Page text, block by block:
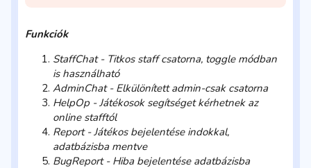
Funkciók
StaffChat - Titkos staff csatorna, toggle módban
is használható
AdminChat - Elkülönített admin-csak csatorna
HelpOp - Játékosok segítséget kérhetnek az
online stafftól
Report - Játékos bejelentése indokkal,
adatbázisba mentve
BugReport - Hiba bejelentése adatbázisba